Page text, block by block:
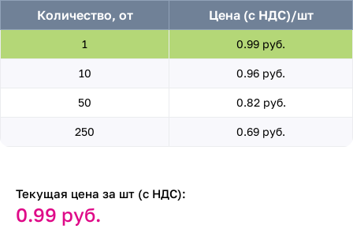
Количество, от
Цена (с НДС)/шт
1 0.99 руб.
10 0.96 руб.
50 0.82 руб.
250 0.69 руб.
Текущая цена за шт (с НДС):
0.99 руб.